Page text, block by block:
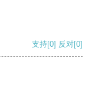
支持[0] 反对[0]